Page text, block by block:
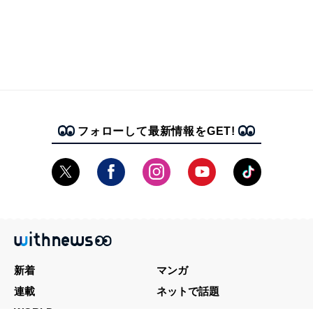
フォローして最新情報をGET!
新着
マンガ
連載
ネットで話題